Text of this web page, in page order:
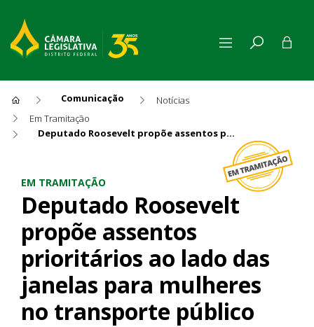
Comunicação
Notícias
Em Tramitação
Deputado Roosevelt propõe assentos prioritários ao lado das janelas para mulheres no transporte público
Deputado Roosevelt
EM TRAMITAÇÃO
Deputado Roosevelt
propõe assentos
prioritários ao lado das
janelas para mulheres
no transporte público